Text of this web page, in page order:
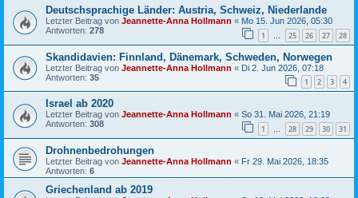
Deutschsprachige Länder: Austria, Schweiz, Niederlande
Letzter Beitrag von Jeannette-Anna Hollmann « Mo 15. Jun 2026, 05:30
Antworten: 278 1 … 25 26 27 28
Skandidavien: Finnland, Dänemark, Schweden, Norwegen
Letzter Beitrag von Jeannette-Anna Hollmann « Di 2. Jun 2026, 07:18
Antworten: 35 1 2 3 4
Israel ab 2020
Letzter Beitrag von Jeannette-Anna Hollmann « So 31. Mai 2026, 21:19
Antworten: 308 1 … 28 29 30 31
Drohnenbedrohungen
Letzter Beitrag von Jeannette-Anna Hollmann « Fr 29. Mai 2026, 18:35
Antworten: 6
Griechenland ab 2019